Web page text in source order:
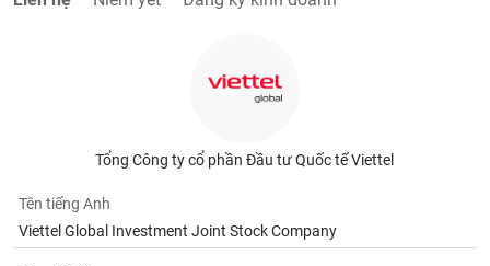
Tổng Công ty cổ phần Đầu tư Quốc tế Viettel
Tên tiếng Anh
Viettel Global Investment Joint Stock Company